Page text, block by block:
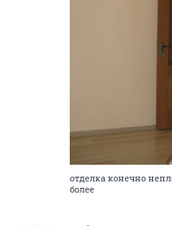
отделка конечно
более